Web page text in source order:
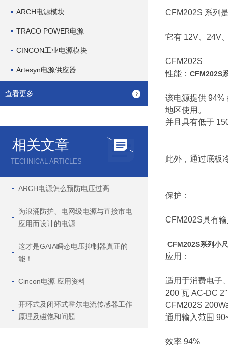
ARCH电源模块
TRACO POWER电源
CINCON工业电源模块
Artesyn电源供应器
查看更多
相关文章
TECHNICAL ARTICLES
ARCH电源怎么预防电压过高
为浪涌防护、电网级电源与直接市电
应用而设计的电源
这才是GAIA瞬态电压抑制器真正的
能！
Cincon电源 应用资料
开环式及闭环式霍尔电流传感器工作
原理及磁饱和问题
CFM202S 系列
它有 12V 24V
CFM202S
性能： CFM202S
该电源提供 94%
地区使用。
并且具有低于
此外，通过底板
保护：
CFM202S具有
CFM202S系列小
应用：
适用于消费电子
200 瓦 AC-DC
CFM202S
通用输入范围
效率 94%